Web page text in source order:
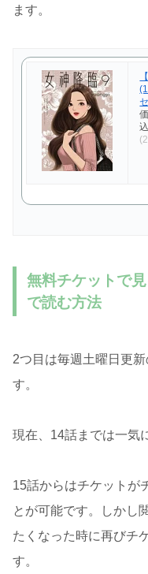
ます。
無料チケットで
で読む方法
2つ目は毎週土曜日更新
す。
現在、14話までは一気
15話からはチケットが
とが可能です。しかし
たくなった時に再びチ
す。